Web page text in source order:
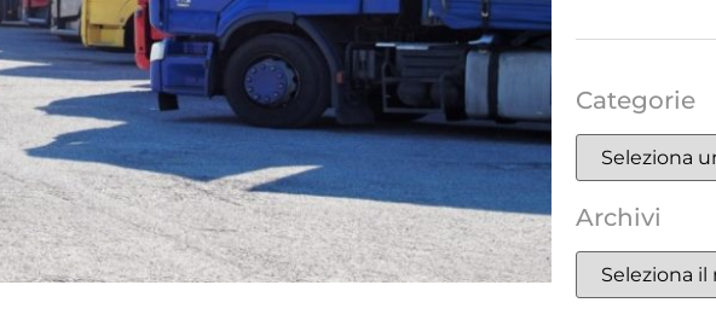
Categorie
Archivi